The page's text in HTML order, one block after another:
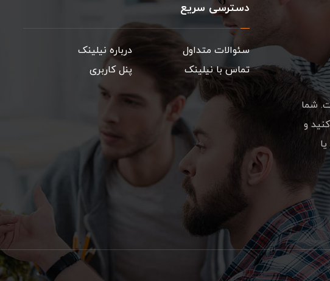
شما
و
دسترسی سریع
سئوالات متداول
درباره نیلینک
تماس با نیلینک
پنل کاربری